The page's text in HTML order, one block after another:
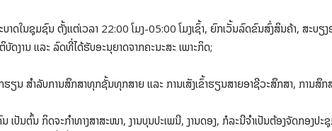
ໃນຊຸມຊົນ ຕັ້ງແຕ່ເວລາ 22:00 ໂມງ-05:00 ໂມງເຊົ້າ, ຍົກເວັ້ນລົດຂົນສົ່ງສິນຄ້າ, ສະບຽ
ງານ ແລະ ລົດທີ່ໄດ້ຮັບອະນຸຍາດຈາກຄະນະສະ ເພາະກິດ;
ສຳລັບການສຶກສາທຸກຊັ້ນທຸກສາຍ ແລະ ການເສັງເຂົ້າຮຽນສາຍອາຊີວະສຶກສາ, ການສຶກ
ຕົ້ນ ກິດຈະກໍາທາງສາສະໜາ, ງານບຸນປະເພນີ, ງານດອງ, ກໍລະນີຈໍາເປັນຕ້ອງຈັດກອງປະຊຸ